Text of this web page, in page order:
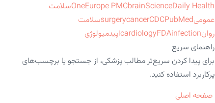
OneEurope PMCbrainScienceDaily Health
سلامت
عمومی
surgerycancerCDCPubMed
سلامت
روان
cardiologyFDAinfection
اپیدمیولوژی
راهنمای سریع
برای پیدا کردن سریع‌تر مطالب پزشکی، از جستجو یا برچسب‌های
پرکاربرد استفاده کنید.
صفحه اصلی